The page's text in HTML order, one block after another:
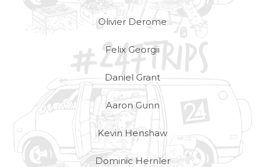
Olivier Derome
Felix Georgii
Daniel Grant
Aaron Gunn
Kevin Henshaw
Dominic Hernler